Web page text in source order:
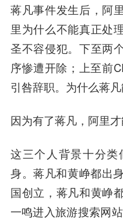
蒋凡事件发生后，阿
里为什么不能真正处
圣不容侵犯。下至两
序惨遭开除；上至前
引咎辞职。为什么蒋
因为有了蒋凡，阿里
这三个人背景十分类
身。蒋凡和黄峥都出
国创立，蒋凡和黄峥
一鸣进入旅游搜索网